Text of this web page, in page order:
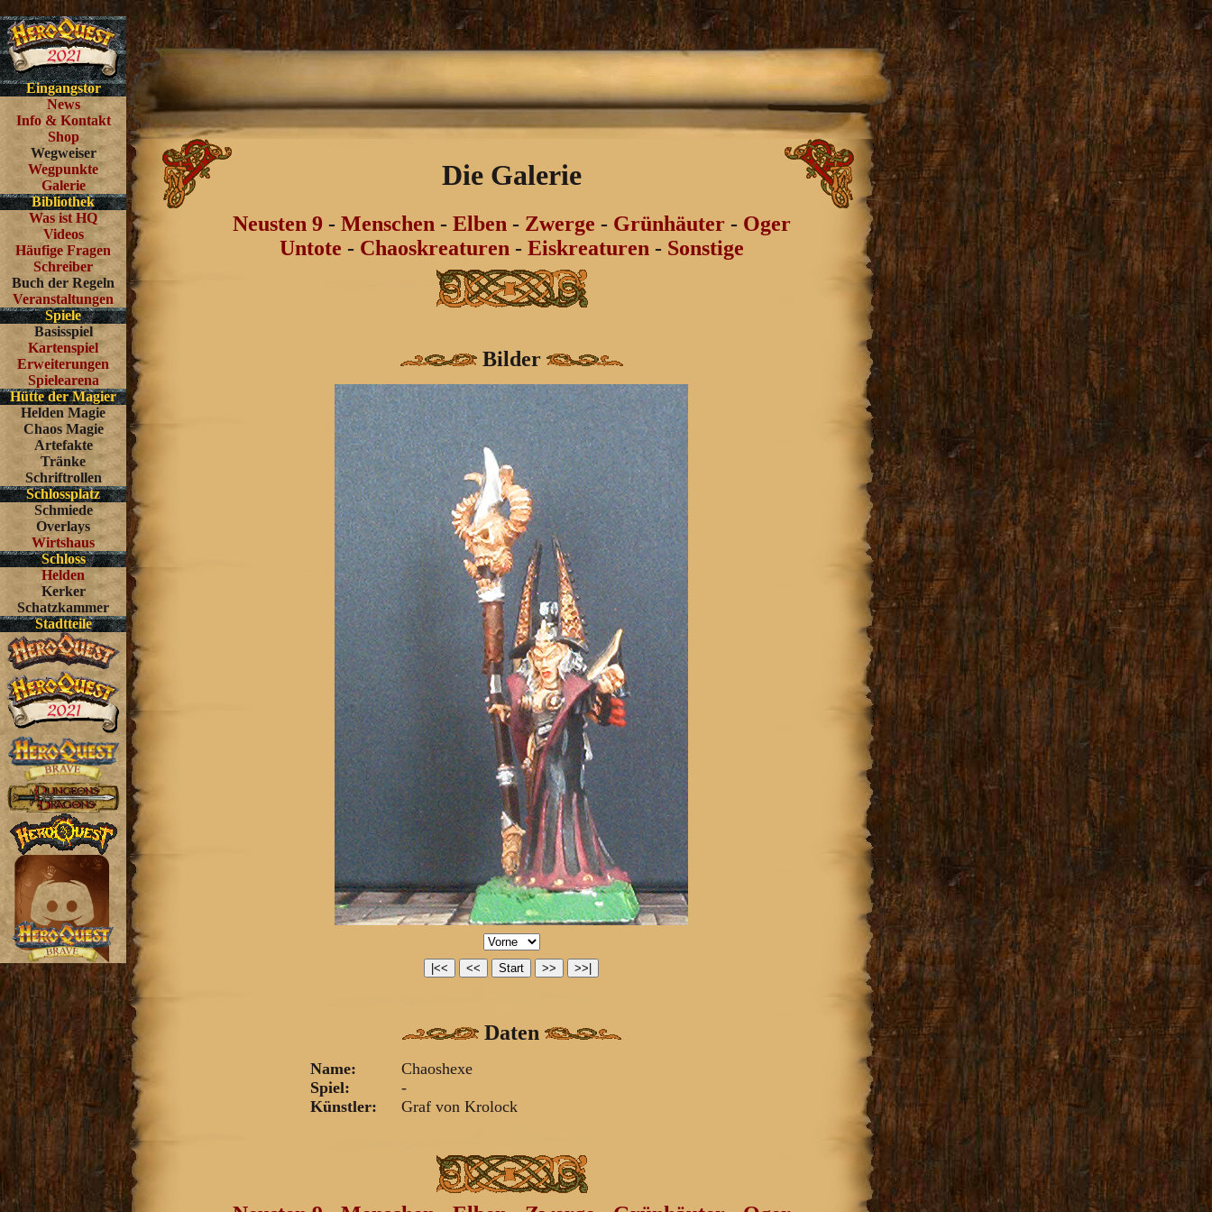
Eingangstor
News
Info & Kontakt
Shop
Wegweiser
Wegpunkte
Galerie
Bibliothek
Was ist HQ
Videos
Häufige Fragen
Schreiber
Buch der Regeln
Veranstaltungen
Spiele
Basisspiel
Kartenspiel
Erweiterungen
Spielearena
Hütte der Magier
Helden Magie
Chaos Magie
Artefakte
Tränke
Schriftrollen
Schlossplatz
Schmiede
Overlays
Wirtshaus
Schloss
Helden
Kerker
Schatzkammer
Stadtteile
Die Galerie
Neusten 9 - Menschen - Elben - Zwerge - Grünhäuter- Oger
Untote - Chaoskreaturen - Eiskreaturen - Sonstige
Bilder
Daten
Name:
Chaoshexe
Spiel:
-
Künstler:
Graf von Krolock